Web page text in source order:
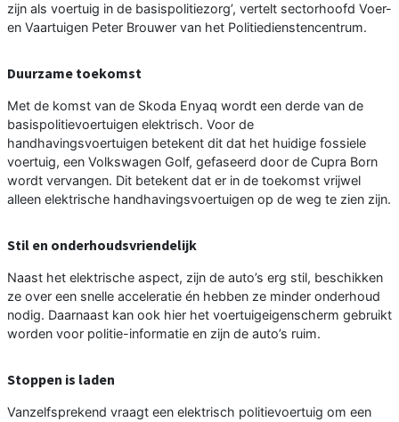
zijn als voertuig in de basispolitiezorg’, vertelt sectorhoofd Voer-
en Vaartuigen Peter Brouwer van het Politiedienstencentrum.
Duurzame toekomst
Met de komst van de Skoda Enyaq wordt een derde van de
basispolitievoertuigen elektrisch. Voor de
handhavingsvoertuigen betekent dit dat het huidige fossiele
voertuig, een Volkswagen Golf, gefaseerd door de Cupra Born
wordt vervangen. Dit betekent dat er in de toekomst vrijwel
alleen elektrische handhavingsvoertuigen op de weg te zien zijn.
Stil en onderhoudsvriendelijk
Naast het elektrische aspect, zijn de auto’s erg stil, beschikken
ze over een snelle acceleratie én hebben ze minder onderhoud
nodig. Daarnaast kan ook hier het voertuigeigenscherm gebruikt
worden voor politie-informatie en zijn de auto’s ruim.
Stoppen is laden
Vanzelfsprekend vraagt een elektrisch politievoertuig om een